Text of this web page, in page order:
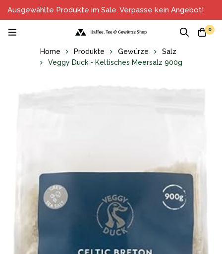
Ausgewählte Produkte im Sale. Verpasse kein Angebot!
0
Home Produkte Gewürze
Salz
Veggy Duck - Keltisches Meersalz 900g